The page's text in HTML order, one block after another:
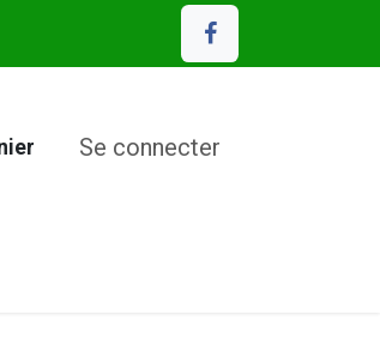
Se connecter